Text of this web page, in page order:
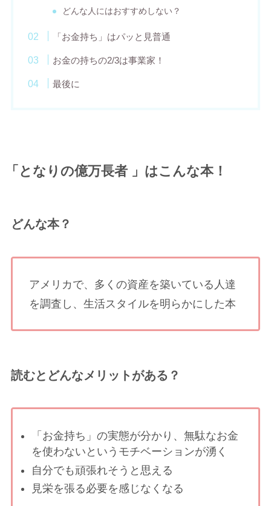
どんな人にはおすすめしない？
「お金持ち」はパッと見普通
お金の持ちの2/3は事業家！
最後に
「となりの億万長者 」はこんな本！
どんな本？
アメリカで、多くの資産を築いている人達
を調査し、生活スタイルを明らかにした本
読むとどんなメリットがある？
「お金持ち」の実態が分かり、無駄なお金
を使わないというモチベーションが湧く
自分でも頑張れそうと思える
見栄を張る必要を感じなくなる